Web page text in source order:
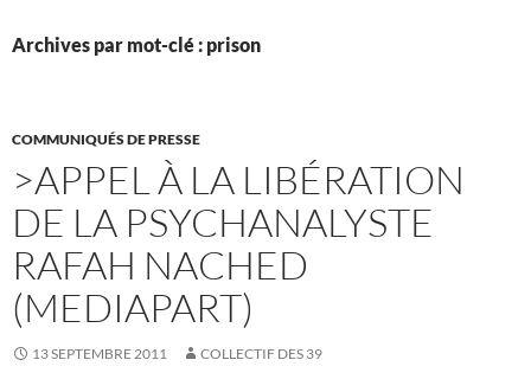
Archives par mot-clé : prison
COMMUNIQUÉS DE PRESSE
>APPEL À LA LIBÉRATION
DE LA PSYCHANALYSTE
RAFAH NACHED
(MEDIAPART)
13 SEPTEMBRE 2011 COLLECTIF DES 39